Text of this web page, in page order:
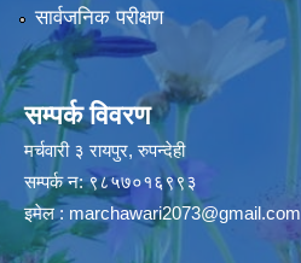
सार्वजनिक परीक्षण
सम्पर्क विवरण
मर्चवारी ३ रायपुर, रुपन्देही
सम्पर्क न: ९८५७०१६९९३
इमेल : marchawari2073@gmail.com